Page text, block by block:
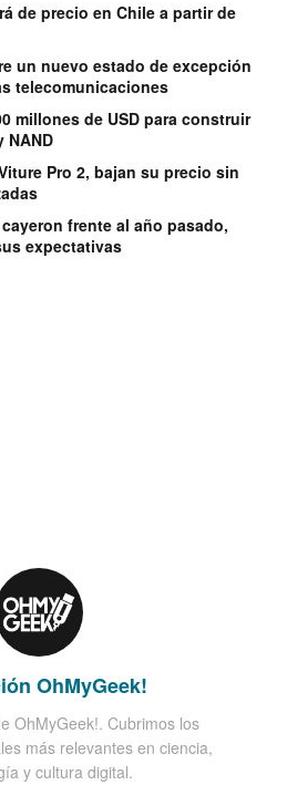
de precio en Chile a partir de
un nuevo estado de excepción
telecomunicaciones
millones de USD para construir
NAND
Pro 2, bajan su precio sin
frente al año pasado,
expectativas
OhMyGeek!
OhMyGeek!. Cubrimos los
más relevantes en ciencia,
y cultura digital.